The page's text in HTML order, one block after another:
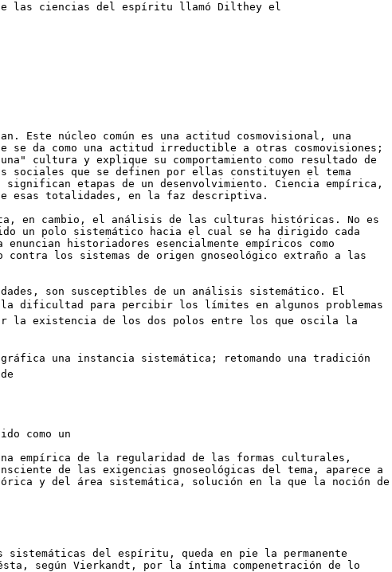
las ciencias del espíritu llamó Dilthey el
Este núcleo común es una actitud cosmovisional, una
se da como una actitud irreductible a otras cosmovisiones;
cultura y explique su comportamiento como resultado de
sociales que se definen por ellas constituyen el tema
etapas de un desenvolvimiento. Ciencia empírica,
esas totalidades, en la faz descriptiva.
en cambio, el análisis de las culturas históricas. No es
un polo sistemático hacia el cual se ha dirigido cada
historiadores esencialmente empíricos como
contra los sistemas de origen gnoseológico extraño a las
son susceptibles de un análisis sistemático. El
dificultad para percibir los límites en algunos problemas
la existencia de los dos polos entre los que oscila la
una instancia sistemática; retomando una tradición
como un
empírica de la regularidad de las formas culturales,
de las exigencias gnoseológicas del tema, aparece a
y del área sistemática, solución en la que la noción de
del espíritu, queda en pie la permanente
según Vierkandt, por la íntima compenetración de lo